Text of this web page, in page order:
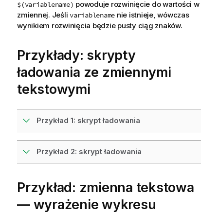
$(variablename) powoduje rozwinięcie do wartości w
zmiennej. Jeśli variablename nie istnieje, wówczas
wynikiem rozwinięcia będzie pusty ciąg znaków.
Przykłady: skrypty
ładowania ze zmiennymi
tekstowymi
Przykład 1: skrypt ładowania
Przykład 2: skrypt ładowania
Przykład: zmienna tekstowa
— wyrażenie wykresu